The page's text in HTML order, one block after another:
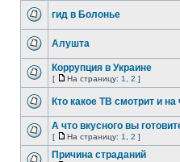
гид в Болонье
Алушта
Коррупция в Украине
[ На страницу: 1 2 ]
Кто какое ТВ смотрит и на
А что вкусного вы
[ На страницу: 1 2 ]
Причина страданий